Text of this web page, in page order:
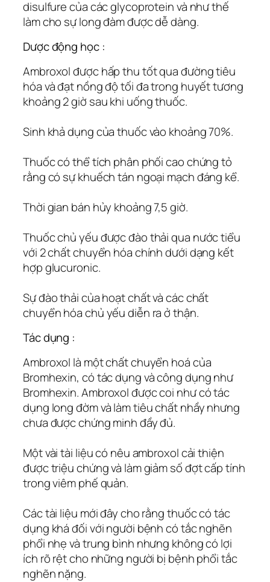
disulfure của các glycoprotein và như thế
làm cho sự long đàm được dễ dàng.
Dược động học :
Ambroxol được hấp thu tốt qua đường tiêu
hóa và đạt nồng độ tối đa trong huyết tương
khoảng 2 giờ sau khi uống thuốc.
Sinh khả dụng của thuốc vào khoảng 70%.
Thuốc có thể tích phân phối cao chứng tỏ
rằng có sự khuếch tán ngoại mạch đáng kể.
Thời gian bán hủy khoảng 7,5 giờ.
Thuốc chủ yếu được đào thải qua nước tiểu
với 2 chất chuyển hóa chính dưới dạng kết
hợp glucuronic.
Sự đào thải của hoạt chất và các chất
chuyển hóa chủ yếu diễn ra ở thận.
Tác dụng :
Ambroxol là một chất chuyển hoá của
Bromhexin, có tác dụng và công dụng như
Bromhexin. Ambroxol được coi như có tác
dụng long đờm và làm tiêu chất nhầy nhưng
chưa được chứng minh đầy đủ.
Một vài tài liệu có nêu ambroxol cải thiện
được triệu chứng và làm giảm số đợt cấp tính
trong viêm phế quản.
Các tài liệu mới đây cho rằng thuốc có tác
dụng khá đối với người bệnh có tắc nghẽn
phổi nhẹ và trung bình nhưng không có lợi
ích rõ rệt cho những người bị bệnh phổi tắc
nghẽn nặng.